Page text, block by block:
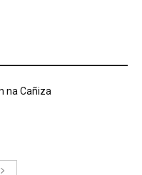
na Cañiza